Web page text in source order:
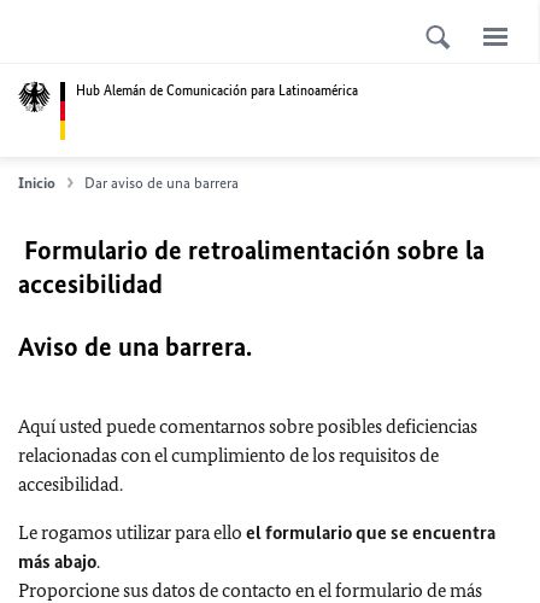
Hub Alemán de Comunicación para Latinoamérica
Inicio Dar aviso de una barrera
Formulario de retroalimentación sobre la
accesibilidad
Aviso de una barrera.
Aquí usted puede comentarnos sobre posibles deficiencias
relacionadas con el cumplimiento de los requisitos de
accesibilidad.
Le rogamos utilizar para ello el formulario que se encuentra
más abajo.
Proporcione sus datos de contacto en el formulario de más